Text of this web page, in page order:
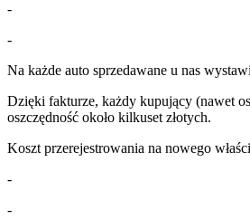
-
-
Na każde auto sprzedawane u nas
Dzięki fakturze, każdy kupujący (nawet
oszczędność około kilkuset złotych.
Koszt przerejestrowania na nowego
-
-